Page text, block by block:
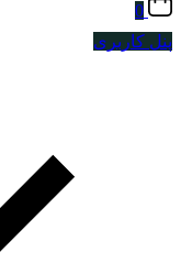
0
پنل کاربری